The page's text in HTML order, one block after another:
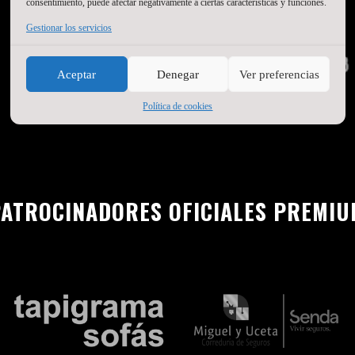
Gestionar los servicios
Aceptar Denegar Ver preferencias
Política de cookies
OFICIALES